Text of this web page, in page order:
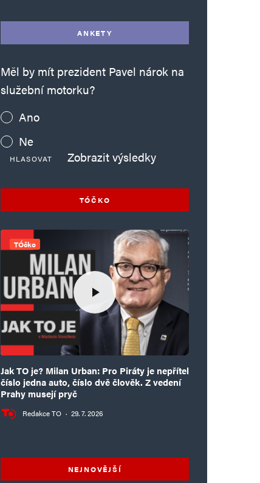
ANKETY
Měl by mít prezident Pavel nárok na
služební motorku?
Ano
Ne
HLASOVAT Zobrazit výsledky
TÓČKO
TÓčko
Jak TO je? Milan Urban: Pro Piráty je nepřítel
číslo jedna auto, číslo dvě člověk. Z vedení
Prahy musejí pryč
Redakce TO · 29. 7. 2026
NEJNOVĚJŠÍ